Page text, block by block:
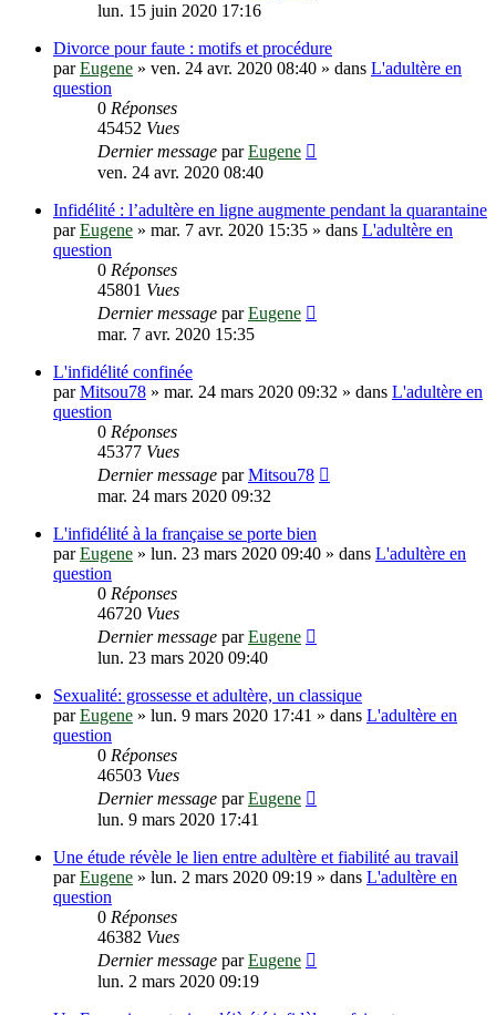
lun. 15 juin 2020 17:16
Divorce pour faute : motifs et procédure
parEugene » ven. 24 avr. 2020 08:40 » dans L'adultère en
question
0 Réponses
45452 Vues
Dernier message parEugene
ven. 24 avr. 2020 08:40
Infidélité : l’adultère en ligne augmente pendant la quarantaine
parEugene » mar. 7 avr. 2020 15:35 » dans L'adultère en
question
0 Réponses
45801 Vues
Dernier message parEugene
mar. 7 avr. 2020 15:35
L'infidélité confinée
parMitsou78 » mar. 24 mars 2020 09:32 » dans L'adultère en
question
0 Réponses
45377 Vues
Dernier message parMitsou78
mar. 24 mars 2020 09:32
L'infidélité à la française se porte bien
parEugene » lun. 23 mars 2020 09:40 » dans L'adultère en
question
0 Réponses
46720 Vues
Dernier message parEugene
lun. 23 mars 2020 09:40
Sexualité: grossesse et adultère, un classique
parEugene » lun. 9 mars 2020 17:41 » dans L'adultère en
question
0 Réponses
46503 Vues
Dernier message parEugene
lun. 9 mars 2020 17:41
Une étude révèle le lien entre adultère et fiabilité au travail
parEugene » lun. 2 mars 2020 09:19 » dans L'adultère en
question
0 Réponses
46382 Vues
Dernier message parEugene
lun. 2 mars 2020 09:19